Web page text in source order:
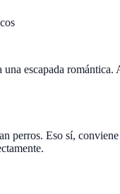
escapada romántica.
perros. Eso sí,